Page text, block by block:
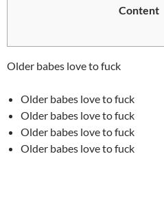
Content
Older babes love to fuck
Older babes love to fuck
Older babes love to fuck
Older babes love to fuck
Older babes love to fuck